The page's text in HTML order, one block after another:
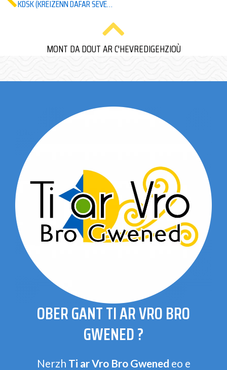
KDSK (KREIZENN DAFAR SEVENADUREL KELTIEK), SANT-ERVLAN)
MONT DA DOUT AR C'HEVREDIGEHZIOÙ
OBER GANT TI AR VRO BRO
GWENED ?
Nerzh Ti ar Vro Bro Gwened eo e